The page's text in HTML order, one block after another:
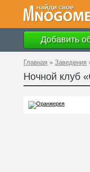
Добавить
Главная » Заведения
Ночной клуб «